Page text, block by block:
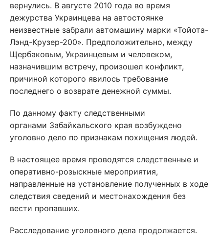
вернулись. В августе 2010 года во время
дежурства Украинцева на автостоянке
неизвестные забрали автомашину марки «Тойота-
Лэнд-Крузер-200». Предположительно, между
Щербаковым, Украинцевым и человеком,
назначившим встречу, произошел конфликт,
причиной которого явилось требование
последнего о возврате денежной суммы.
По данному факту следственными
органами Забайкальского края возбуждено
уголовно дело по признакам похищения людей.
В настоящее время проводятся следственные и
оперативно-розыскные мероприятия,
направленные на установление полученных в ходе
следствия сведений и местонахождения без
вести пропавших.
Расследование уголовного дела продолжается.